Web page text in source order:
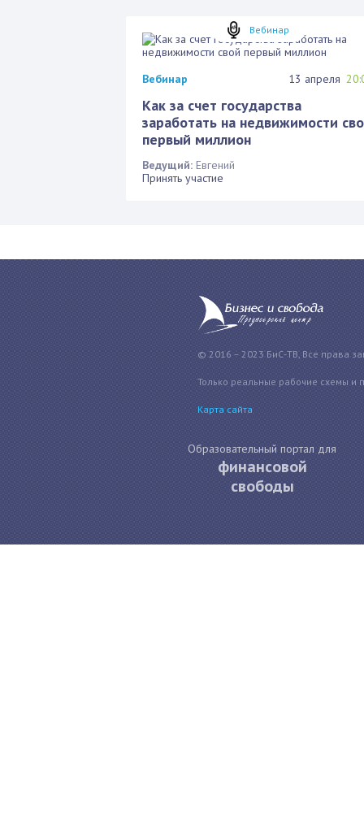
Вебинар
Вебинар 13 апреля
Как за счет государства
заработать на недвижимости
первый миллион
Ведущий: Евгений
Принять участие
© 2016 – 2023 БиС-ТВ, Все права
Только реальные рабочие схемы и
Карта сайта
Образовательный портал для
финансовой
свободы